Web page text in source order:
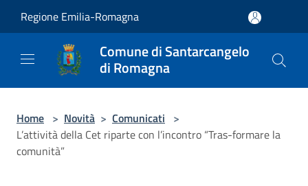
Regione Emilia-Romagna
Comune di Santarcangelo
di Romagna
Home > Novità > Comunicati >
L’attività della Cet riparte con l’incontro “Tras-formare la
comunità”